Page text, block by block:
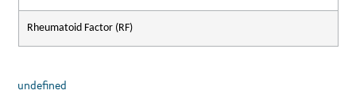
Rheumatoid Factor (RF)
undefined